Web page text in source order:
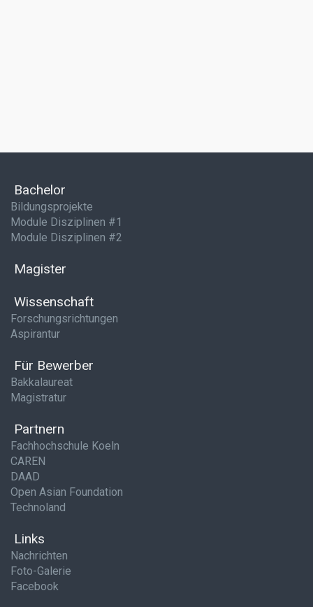
Bachelor
Bildungsprojekte
Module Disziplinen #1
Module Disziplinen #2
Magister
Wissenschaft
Forschungsrichtungen
Aspirantur
Für Bewerber
Bakkalaureat
Magistratur
Partnern
Fachhochschule Koeln
CAREN
DAAD
Open Asian Foundation
Technoland
Links
Nachrichten
Foto-Galerie
Facebook